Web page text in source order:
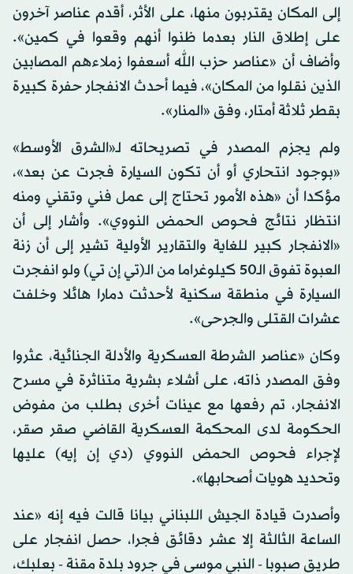
إلى المكان يقتربون منها، على الأثر، أقدم عناصر آخرون
على إطلاق النار بعدما ظنوا أنهم وقعوا في كمين».
وأضاف أن «عناصر حزب الله أسعفوا زملاءهم المصابين
الذين نقلوا من المكان»، فيما أحدث الانفجار حفرة كبيرة
بقطر ثلاثة أمتار، وفق «المنار».
ولم يجزم المصدر في تصريحاته لـ«الشرق الأوسط»
«بوجود انتحاري أو أن تكون السيارة فجرت عن بعد»،
مؤكدا أن «هذه الأمور تحتاج إلى عمل فني وتقني ومنه
انتظار نتائج فحوص الحمض النووي». وأشار إلى أن
«الانفجار كبير للغاية والتقارير الأولية تشير إلى أن زنة
العبوة تفوق الـ50 كيلوغراما من الـ(تي إن تي) ولو انفجرت
السيارة في منطقة سكنية لأحدثت دمارا هائلا وخلفت
عشرات القتلى والجرحى».
وكان «عناصر الشرطة العسكرية والأدلة الجنائية، عثروا
وفق المصدر ذاته، على أشلاء بشرية متناثرة في مسرح
الانفجار، تم رفعها مع عينات أخرى بطلب من مفوض
الحكومة لدى المحكمة العسكرية القاضي صقر صقر،
لإجراء فحوص الحمض النووي (دي إن إيه) عليها
وتحديد هويات أصحابها».
وأصدرت قيادة الجيش اللبناني بيانا قالت فيه إنه «عند
الساعة الثالثة إلا عشر دقائق فجرا، حصل انفجار على
طريق صبوبا - النبي موسى في جرود بلدة مقنة - بعلبك،